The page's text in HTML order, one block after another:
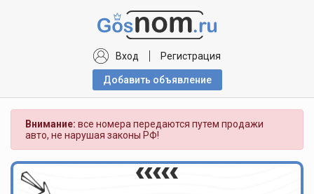
Вход Регистрация
Добавить объявлениe
Внимание: все номера передаются путем продажи
авто, не нарушая законы РФ!